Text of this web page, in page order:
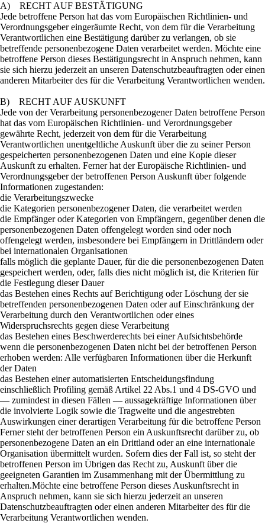
A) RECHT AUF BESTÄTIGUNG
Jede betroffene Person hat das vom Europäischen Richtlinien- und
Verordnungsgeber eingeräumte Recht, von dem für die Verarbeitung
Verantwortlichen eine Bestätigung darüber zu verlangen, ob sie
betreffende personenbezogene Daten verarbeitet werden. Möchte eine
betroffene Person dieses Bestätigungsrecht in Anspruch nehmen, kann
sie sich hierzu jederzeit an unseren Datenschutzbeauftragten oder einen
anderen Mitarbeiter des für die Verarbeitung Verantwortlichen wenden.
B) RECHT AUF AUSKUNFT
Jede von der Verarbeitung personenbezogener Daten betroffene Person
hat das vom Europäischen Richtlinien- und Verordnungsgeber
gewährte Recht, jederzeit von dem für die Verarbeitung
Verantwortlichen unentgeltliche Auskunft über die zu seiner Person
gespeicherten personenbezogenen Daten und eine Kopie dieser
Auskunft zu erhalten. Ferner hat der Europäische Richtlinien- und
Verordnungsgeber der betroffenen Person Auskunft über folgende
Informationen zugestanden:
die Verarbeitungszwecke
die Kategorien personenbezogener Daten, die verarbeitet werden
die Empfänger oder Kategorien von Empfängern, gegenüber denen die
personenbezogenen Daten offengelegt worden sind oder noch
offengelegt werden, insbesondere bei Empfängern in Drittländern oder
bei internationalen Organisationen
falls möglich die geplante Dauer, für die die personenbezogenen Daten
gespeichert werden, oder, falls dies nicht möglich ist, die Kriterien für
die Festlegung dieser Dauer
das Bestehen eines Rechts auf Berichtigung oder Löschung der sie
betreffenden personenbezogenen Daten oder auf Einschränkung der
Verarbeitung durch den Verantwortlichen oder eines
Widerspruchsrechts gegen diese Verarbeitung
das Bestehen eines Beschwerderechts bei einer Aufsichtsbehörde
wenn die personenbezogenen Daten nicht bei der betroffenen Person
erhoben werden: Alle verfügbaren Informationen über die Herkunft
der Daten
das Bestehen einer automatisierten Entscheidungsfindung
einschließlich Profiling gemäß Artikel 22 Abs.1 und 4 DS-GVO und
— zumindest in diesen Fällen — aussagekräftige Informationen über
die involvierte Logik sowie die Tragweite und die angestrebten
Auswirkungen einer derartigen Verarbeitung für die betroffene Person
Ferner steht der betroffenen Person ein Auskunftsrecht darüber zu, ob
personenbezogene Daten an ein Drittland oder an eine internationale
Organisation übermittelt wurden. Sofern dies der Fall ist, so steht der
betroffenen Person im Übrigen das Recht zu, Auskunft über die
geeigneten Garantien im Zusammenhang mit der Übermittlung zu
erhalten.Möchte eine betroffene Person dieses Auskunftsrecht in
Anspruch nehmen, kann sie sich hierzu jederzeit an unseren
Datenschutzbeauftragten oder einen anderen Mitarbeiter des für die
Verarbeitung Verantwortlichen wenden.